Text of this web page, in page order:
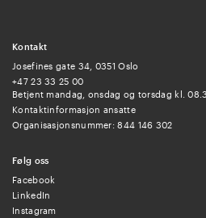
Kontakt
Josefines gate 34, 0351 Oslo
+47 23 33 25 00
Betjent mandag, onsdag og torsdag kl.
Kontaktinformasjon ansatte
Organisasjonsnummer: 844 146 302
Følg oss
Facebook
LinkedIn
Instagram